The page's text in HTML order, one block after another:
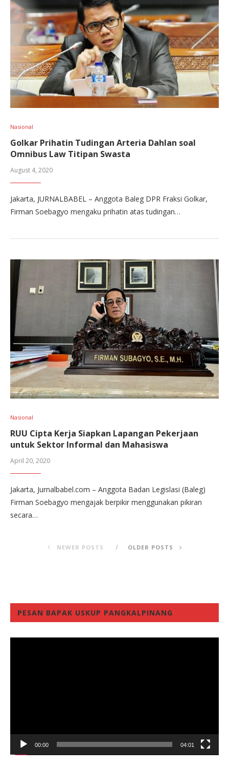
Nasional
Golkar Prihatin Tudingan Arteria Dahlan soal
Omnibus Law Titipan Swasta
August 4, 2020
Jakarta, JURNALBABEL – Anggota Baleg DPR Fraksi Golkar,
Firman Soebagyo mengaku prihatin atas tudingan…
Nasional
RUU Cipta Kerja Siapkan Lapangan Pekerjaan
untuk Sektor Informal dan Mahasiswa
April 20, 2020
Jakarta, Jurnalbabel.com – Anggota Badan Legislasi (Baleg)
Firman Soebagyo mengajak berpikir menggunakan pikiran
secara…
NEWER POSTS OLDER POSTS
PESAN BAPAK USKUP PANGKALPINANG
00:00 04:01